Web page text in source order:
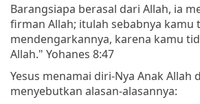
Barangsiapa berasal dari Allah, ia
firman Allah; itulah sebabnya kamu
mendengarkannya, karena kamu
Allah." Yohanes 8:47
Yesus menamai diri-Nya Anak Allah
menyebutkan alasan-alasannya: